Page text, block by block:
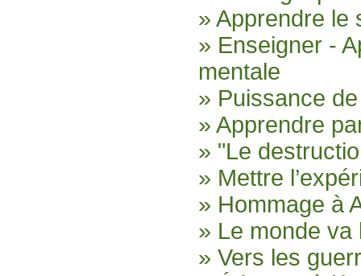
» Apprendre le
» Enseigner -
mentale
» Puissance
» Apprendre
» "Le
» Mettre
» Hommage à
» Le monde
» Vers les